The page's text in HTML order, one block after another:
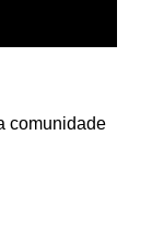
comunidade